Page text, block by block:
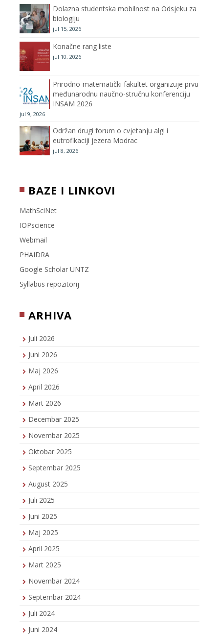
e
Dolazna studentska mobilnost na Odsjeku za
biologiju
jul 15, 2026
Konačne rang liste
jul 10, 2026
Prirodno-matematički fakultet organizuje prvu
međunarodnu naučno-stručnu konferenciju
INSAM 2026
jul 9, 2026
Održan drugi forum o cvjetanju algi i
eutrofikaciji jezera Modrac
jul 8, 2026
BAZE I LINKOVI
MathSciNet
IOPscience
Webmail
PHAIDRA
Google Scholar UNTZ
Syllabus repozitorij
ARHIVA
Juli 2026
Juni 2026
Maj 2026
April 2026
Mart 2026
Decembar 2025
Novembar 2025
Oktobar 2025
Septembar 2025
August 2025
Juli 2025
Juni 2025
Maj 2025
April 2025
Mart 2025
Novembar 2024
Septembar 2024
Juli 2024
Juni 2024